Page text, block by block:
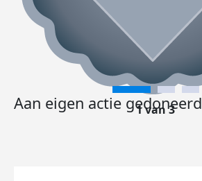
Aan eigen actie gedoneerd
1 van 3